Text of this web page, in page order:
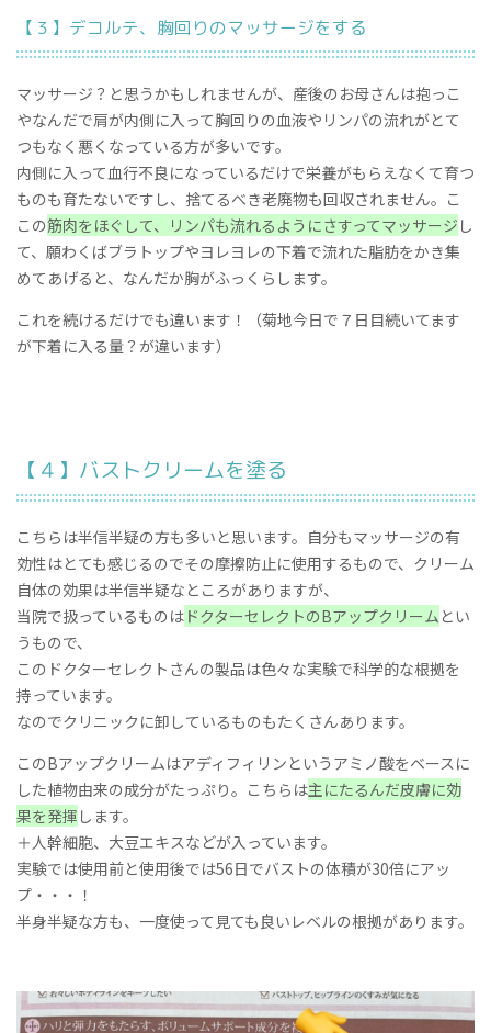
【３】デコルテ、胸回りのマッサージをする
マッサージ？と思うかもしれませんが、産後のお母さんは抱っこ
やなんだで肩が内側に入って胸回りの血液やリンパの流れがとて
つもなく悪くなっている方が多いです。
内側に入って血行不良になっているだけで栄養がもらえなくて育つ
ものも育たないですし、捨てるべき老廃物も回収されません。こ
この筋肉をほぐして、リンパも流れるようにさすってマッサージ し
て、願わくばブラトップやヨレヨレの下着で流れた脂肪をかき集
めてあげると、なんだか胸がふっくらします。
これを続けるだけでも違います！（菊地今日で７日目続いてます
が下着に入る量？が違います）
【４】 バストクリームを塗る
こちらは半信半疑の方も多いと思います。自分もマッサージの有
効性はとても感じるのでその摩擦防止に使用するもので、クリーム
自体の効果は半信半疑なところがありますが、
当院で扱っているものは ドクターセレクトのBアップクリーム とい
うもので、
このドクターセレクトさんの製品は色々な実験で科学的な根拠を
持っています。
なのでクリニックに卸しているものもたくさんあります。
このBアップクリームはアディフィリンというアミノ酸をベースに
した植物由来の成分がたっぷり。こちらは主にたるんだ皮膚に効
果を発揮 します。
＋人幹細胞、大豆エキスなどが入っています。
実験では使用前と使用後では56日でバストの体積が30倍にアッ
プ・・・！
半身半疑な方も、一度使って見ても良いレベルの根拠があります。